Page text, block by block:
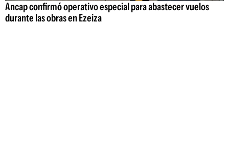
Ancap confirmó operativo especial para abastecer vuelos
durante las obras en Ezeiza